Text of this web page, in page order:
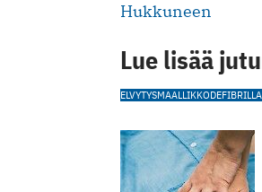
Hukkuneen
Lue lisää
ELVYTYS